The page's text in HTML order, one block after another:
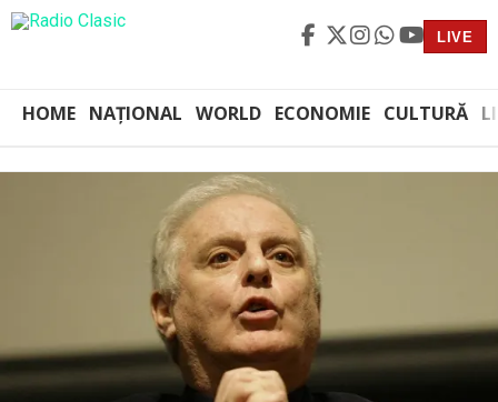
LIVE
HOME NAȚIONAL WORLD ECONOMIE CULTURĂ